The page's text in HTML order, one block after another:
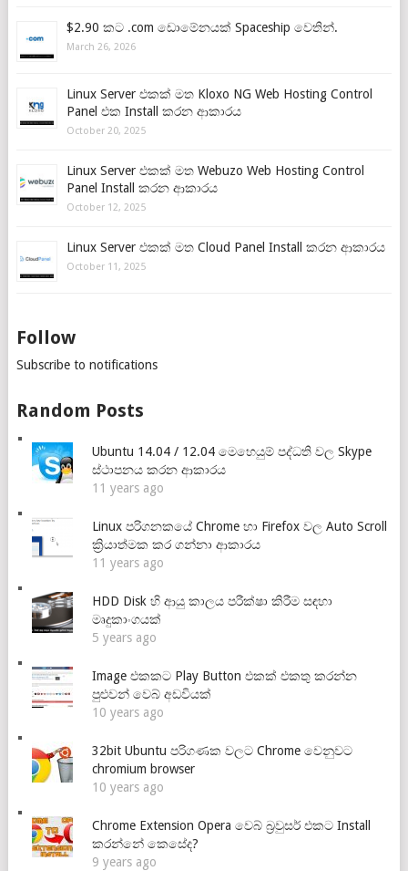
$2.90 කට .com ඩොමේනයක් Spaceship වෙතින්.
March 26, 2026
Linux Server එකක් මත Kloxo NG Web Hosting Control
Panel එක Install කරන ආකාරය
October 20, 2025
Linux Server එකක් මත Webuzo Web Hosting Control
Panel Install කරන ආකාරය
October 12, 2025
Linux Server එකක් මත Cloud Panel Install කරන ආකාරය
October 11, 2025
Follow
Subscribe to notifications
Random Posts
Ubuntu 14.04 / 12.04 මෙහෙයුම් පද්ධති වල Skype
ස්ථාපනය කරන ආකාරය
11 years ago
Linux පරිගනකයේ Chrome හා Firefox වල Auto Scroll
ක්‍රියාත්මක කර ගන්නා ආකාරය
11 years ago
HDD Disk හි ආයු කාලය පරීක්ෂා කිරීම සඳහා
මෘදුකාංගයක්
5 years ago
Image එකකට Play Button එකක් එකතු කරන්න
පුළුවන් වෙබ් අඩවියක්
10 years ago
32bit Ubuntu පරිගණක වලට Chrome වෙනුවට
chromium browser
10 years ago
Chrome Extension Opera වෙබ් බ්‍රවුසර් එකට Install
කරන්නේ කෙසේද?
9 years ago